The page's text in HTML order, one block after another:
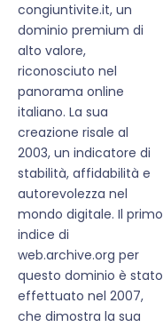
congiuntivite.it, un
dominio premium di
alto valore,
riconosciuto nel
panorama online
italiano. La sua
creazione risale al
2003, un indicatore di
stabilità, affidabilità e
autorevolezza nel
mondo digitale. Il primo
indice di
web.archive.org per
questo dominio è stato
effettuato nel 2007,
che dimostra la sua